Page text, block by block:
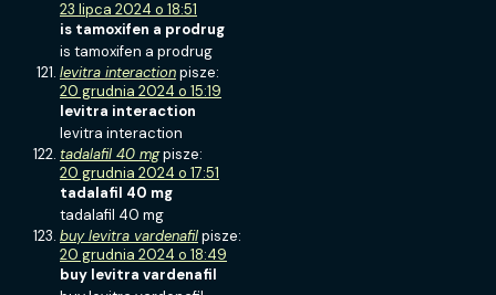
23 lipca 2024 o 18:51
is tamoxifen a prodrug
is tamoxifen a prodrug
levitra interactionpisze:
20 grudnia 2024 o 15:19
levitra interaction
levitra interaction
tadalafil 40 mgpisze:
20 grudnia 2024 o 17:51
tadalafil 40 mg
tadalafil 40 mg
buy levitra vardenafilpisze:
20 grudnia 2024 o 18:49
buy levitra vardenafil